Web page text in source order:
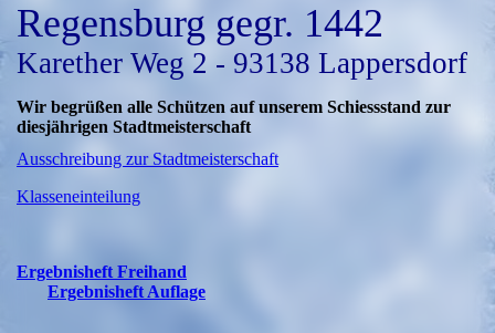
Regensburg gegr. 1442
Karether Weg 2 - 93138 Lappersdorf
Wir begrüßen alle Schützen auf unserem Schiessstand zur
diesjährigen Stadtmeisterschaft
Ausschreibung zur Stadtmeisterschaft
Klasseneinteilung
Ergebnisheft Freihand
Ergebnisheft Auflage